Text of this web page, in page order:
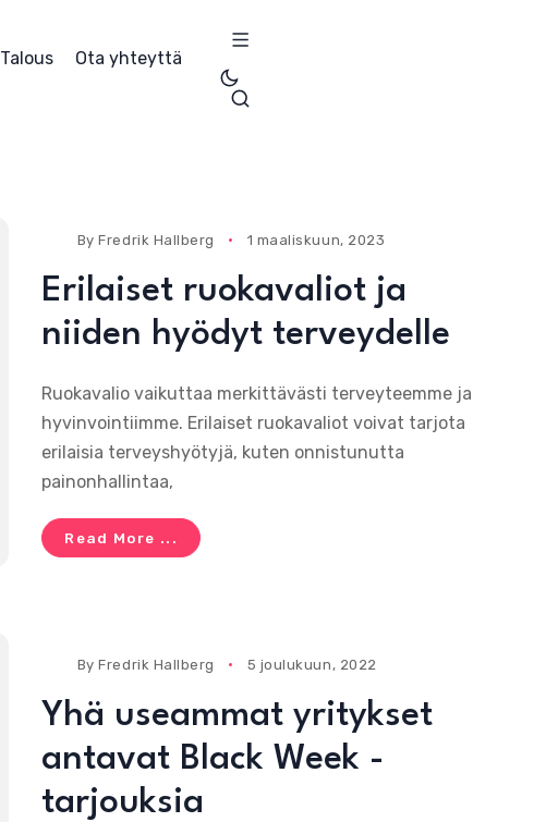
Talous Ota yhteyttä
ByFredrik Hallberg 1 maaliskuun, 2023
Erilaiset ruokavaliot ja
niiden hyödyt terveydelle
Ruokavalio vaikuttaa merkittävästi terveyteemme ja
hyvinvointiimme. Erilaiset ruokavaliot voivat tarjota
erilaisia terveyshyötyjä, kuten onnistunutta
painonhallintaa,
Read More ...
ByFredrik Hallberg 5 joulukuun, 2022
Yhä useammat yritykset
antavat Black Week -
tarjouksia